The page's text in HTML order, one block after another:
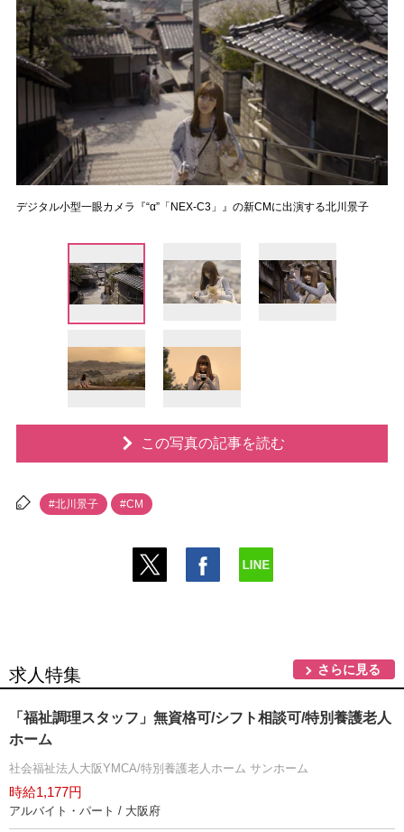
デジタル小型一眼カメラ『“α”「NEX-C3」』の新CMに出演する北川景子
この写真の記事を読む
#北川景子 #CM
求人特集 さらに見る
「福祉調理スタッフ」無資格可/シフト相談可/特別養護老人
ホーム
社会福祉法人大阪YMCA/特別養護老人ホーム サンホーム
時給1,177円
アルバイト・パート / 大阪府